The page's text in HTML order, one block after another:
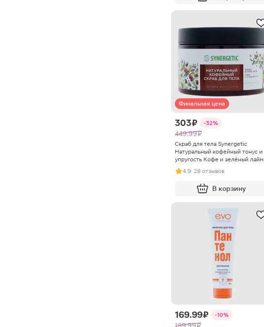
Финальная цена
303 ₽ -32%
449.99 ₽
Скраб для тела Synergetic
Натуральный кофейный тонус и
упругость Кофе и зелёный лайм
300мл
4.9· 28 отзывов
В корзину
169.99 ₽ -10%
189.99 ₽